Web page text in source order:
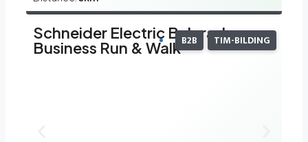
B2B TIM-BILDING
Schneider Electric Belgrade
Business Run & Walk